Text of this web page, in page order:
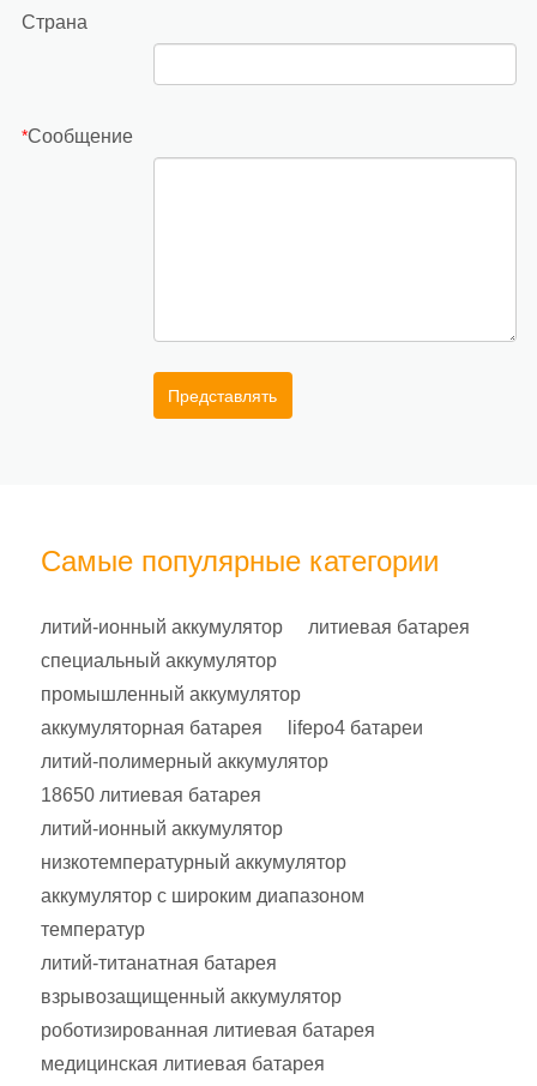
Страна
*Сообщение
Представлять
Самые популярные категории
литий-ионный аккумулятор
литиевая батарея
специальный аккумулятор
промышленный аккумулятор
аккумуляторная батарея
lifepo4 батареи
литий-полимерный аккумулятор
18650 литиевая батарея
литий-ионный аккумулятор
низкотемпературный аккумулятор
аккумулятор с широким диапазоном
температур
литий-титанатная батарея
взрывозащищенный аккумулятор
роботизированная литиевая батарея
медицинская литиевая батарея